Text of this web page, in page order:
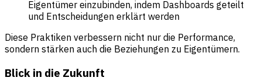
Eigentümer einzubinden, indem Dashboards geteilt
und Entscheidungen erklärt werden
Diese Praktiken verbessern nicht nur die Performance,
sondern stärken auch die Beziehungen zu Eigentümern.
Blick in die Zukunft